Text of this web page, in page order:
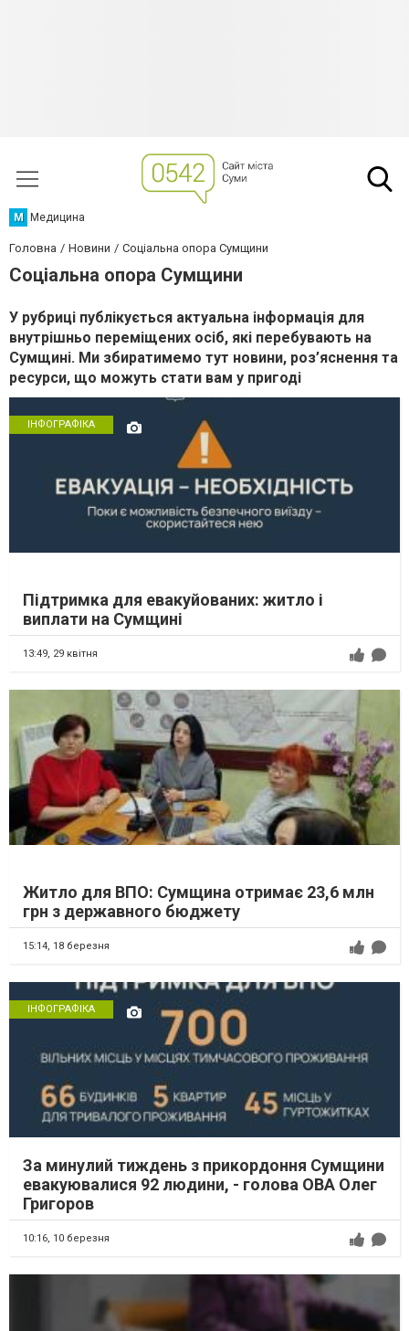
М Медицина
Головна Новини Соціальна опора Сумщини
Соціальна опора Сумщини
У рубриці публікується актуальна інформація для
внутрішньо переміщених осіб, які перебувають на
Сумщині. Ми збиратимемо тут новини, роз’яснення та
ресурси, що можуть стати вам у пригоді
ІНФОГРАФІКА
Підтримка для евакуйованих: житло і
виплати на Сумщині
13:49, 29 квітня
Житло для ВПО: Сумщина отримає 23,6 млн
грн з державного бюджету
15:14, 18 березня
ІНФОГРАФІКА
За минулий тиждень з прикордоння Сумщини
евакуювалися 92 людини, - голова ОВА Олег
Григоров
10:16, 10 березня